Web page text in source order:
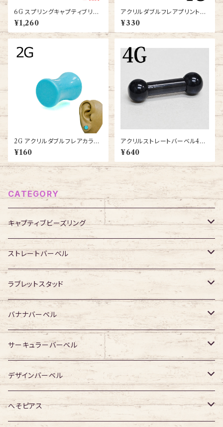
6G スプリングキャプティブリン
グ(BC-SP007-12-6G-SS)
¥1,260
アクリルダブルフレアプリントプ
ラグ4G(uv-pl-sale-4g)
¥330
2G アクリルダブルフレアカラー
プラグ(NBC13-001-2G-BA)
¥160
アクリルストレートバーベル4G
(uv-bb001-4g)
¥640
CATEGORY
キャプティブビーズリング
316Lサージカルステンレス
ジュエル無し
ジュエル有り
サージカルチタン
ジュエル無し
ジュエル有り
アクリル・その他
ストレートバーベル
316Lサージカルステンレス
ジュエル無し
ジュエル有り
サージカルチタン
ジュエル無し
ジュエル有り
アクリル・その他
ラブレットスタッド
316Lサージカルステンレス
ジュエル無し
ジュエル有り
サージカルチタン
ジュエル無し
ジュエル有り
アクリル・その他
バナナバーベル
316Lサージカルステンレス
ジュエル無し
ジュエル有り
サージカルチタン
ジュエル無し
アクリル・その他
サーキュラーバーベル
316Lサージカルステンレス
ジュエル無し
サージカルチタン
デザインバーベル
ジュエル無し
へそピアス